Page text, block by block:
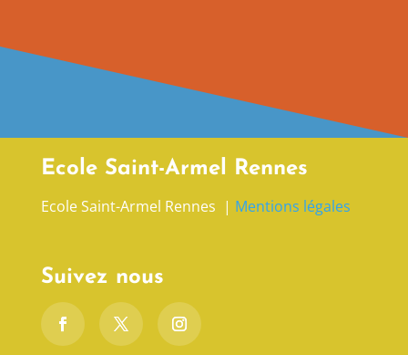
Ecole Saint-Armel Rennes
Ecole Saint-Armel Rennes | Mentions légales
Suivez nous